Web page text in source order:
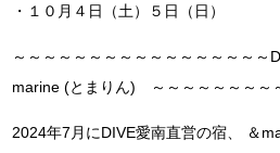
・１０月４日（土）５日（日）
～～～～～～～～～～～～～～～～～
marine (とまりん) ～～～～～～～～
2024年7月にDIVE愛南直営の宿、 ＆